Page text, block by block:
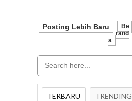
Posting Lebih Baru
Be
Rand
A
TERBARU TRENDING